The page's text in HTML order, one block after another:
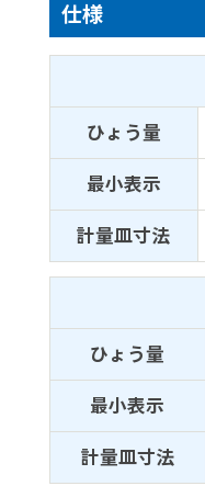
仕様
ひょう量
最小表示
計量皿寸法
ひょう量
最小表示
計量皿寸法